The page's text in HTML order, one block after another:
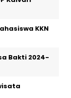
KKN
Bakti 2024-